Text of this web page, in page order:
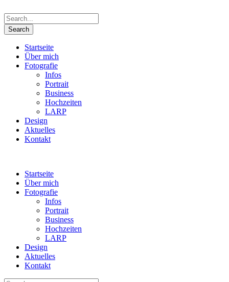
Startseite
Über mich
Fotografie
Infos
Portrait
Business
Hochzeiten
LARP
Design
Aktuelles
Kontakt
Startseite
Über mich
Fotografie
Infos
Portrait
Business
Hochzeiten
LARP
Design
Aktuelles
Kontakt